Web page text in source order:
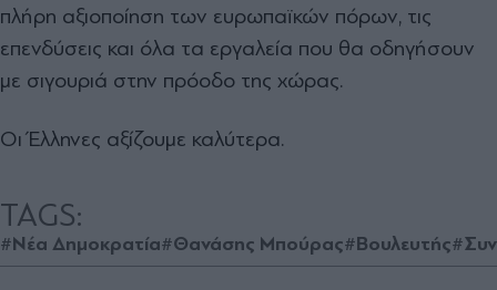
πλήρη αξιοποίηση των ευρωπαϊκών πόρων, τις
επενδύσεις και όλα τα εργαλεία που θα οδηγήσουν
με σιγουριά στην πρόοδο της χώρας.
Οι Έλληνες αξίζουμε καλύτερα.
TAGS:
#Νέα Δημοκρατία#Θανάσης Μπούρας#Βουλευτής